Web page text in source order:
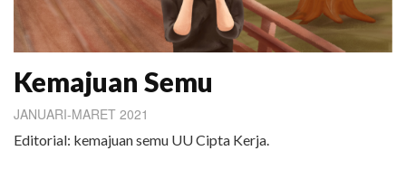
Kemajuan Semu
JANUARI-MARET 2021
Editorial: kemajuan semu UU Cipta Kerja.